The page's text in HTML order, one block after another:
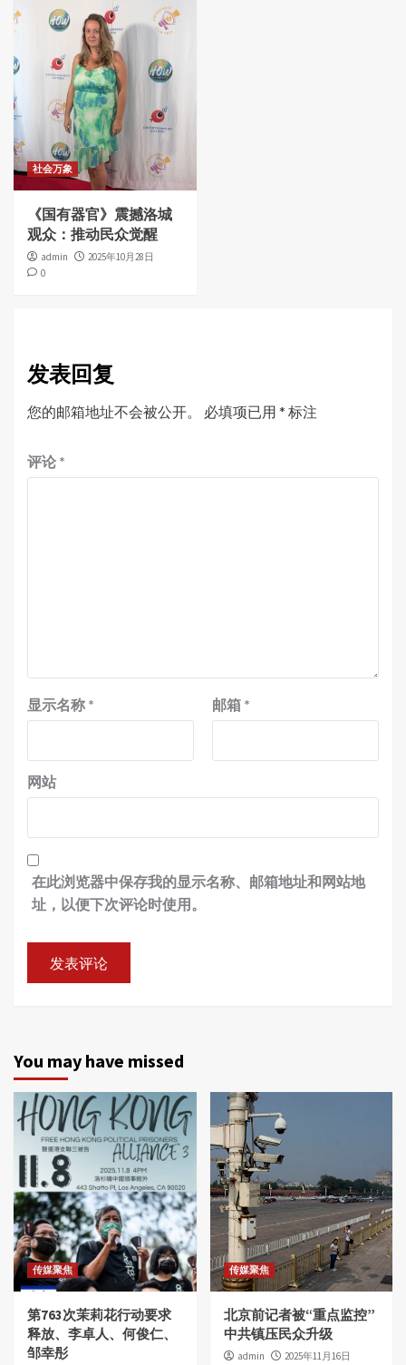
社会万象
《国有器官》震撼洛城
观众：推动民众觉醒
admin
2025年10月28日
0
发表回复
您的邮箱地址不会被公开。 必填项已用 * 标注
评论 *
显示名称 * 邮箱 *
网站
在此浏览器中保存我的显示名称、邮箱地址和网站地
址，以便下次评论时使用。
You may have missed
传媒聚焦
第763次茉莉花行动要求
释放、李卓人、何俊仁、
邹幸彤
传媒聚焦
北京前记者被“重点监控”
中共镇压民众升级
admin
2025年11月16日